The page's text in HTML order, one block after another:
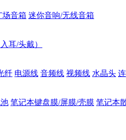
场音箱 迷你音响/无线音箱
耳/头戴）
纤 电源线 音频线 视频线 水晶头
笔记本键盘膜/屏膜/壳膜 笔记本